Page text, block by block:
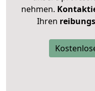
nehmen.
Ihren